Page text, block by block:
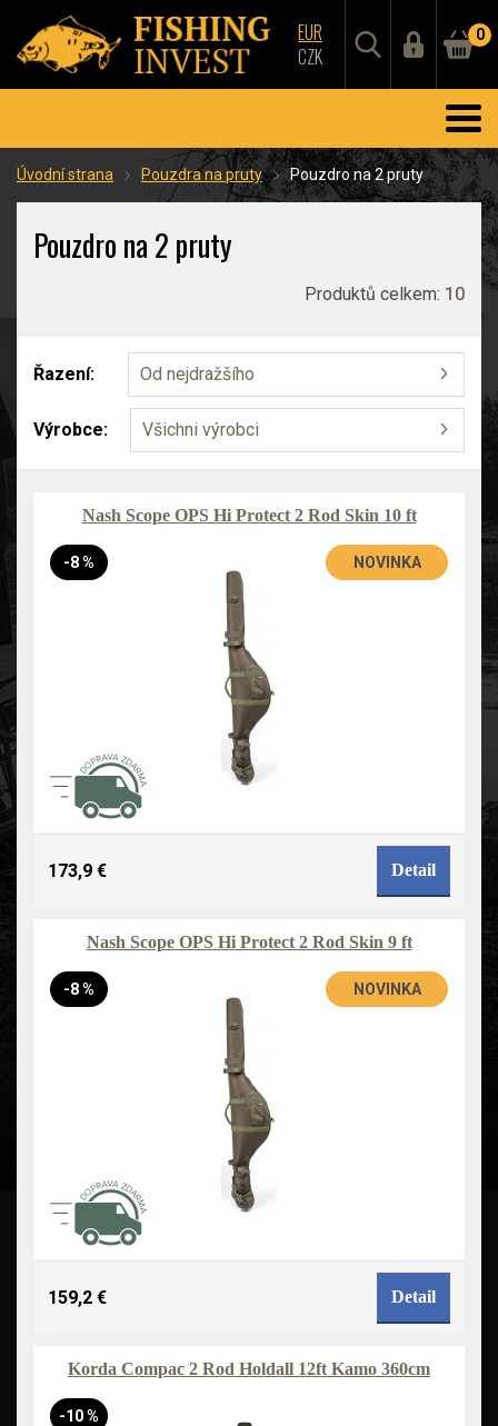
EUR
CZK
0
Úvodní strana Pouzdra na pruty Pouzdro na 2 pruty
Pouzdro na 2 pruty
Produktů celkem: 10
Řazení: Od nejdražšího
Výrobce: Všichni výrobci
Nash Scope OPS Hi Protect 2 Rod Skin 10 ft
-8 % NOVINKA
173,9 € Detail
Nash Scope OPS Hi Protect 2 Rod Skin 9 ft
-8 % NOVINKA
159,2 € Detail
Korda Compac 2 Rod Holdall 12ft Kamo 360cm
-10 %